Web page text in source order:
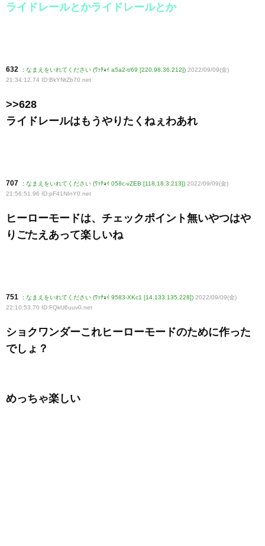
ライドレールとかライドレールとか
632 : なまえをいれてください (ﾜｯﾁｮｲ a5a2-t/69 [220.98.36.212]) 2022/09/09(金)
21:34:12.74 ID:BkYNtZb70 .net
>>628
ライドレールはもうやりたくねぇわあれ
707 : なまえをいれてください (ﾜｯﾁｮｲ 058c-vZEB [118.18.3.213]) 2022/09/09(金)
21:56:51.96 ID:pF41NInY0 .net
ヒーローモードは、チェックポイント無いやつはや
りごたえあって楽しいね
751 : なまえをいれてください (ﾜｯﾁｮｲ 9583-XKc1 [14.133.135.228]) 2022/09/09(金)
22:10:53.70 ID:FQkU6uuv0 .net
ショクワンダーこれヒーローモードのために作った
でしょ？
めっちゃ楽しい